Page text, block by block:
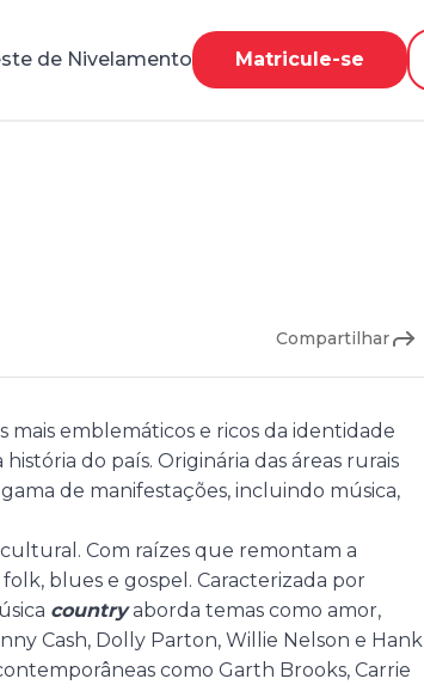
de Nivelamento Matricule-se
Compartilhar
emblemáticos e ricos da identidade
do país. Originária das áreas rurais
de manifestações, incluindo música,
Com raízes que remontam a
blues e gospel. Caracterizada por
countryaborda temas como amor,
Cash, Dolly Parton, Willie Nelson e Hank
como Garth Brooks, Carrie